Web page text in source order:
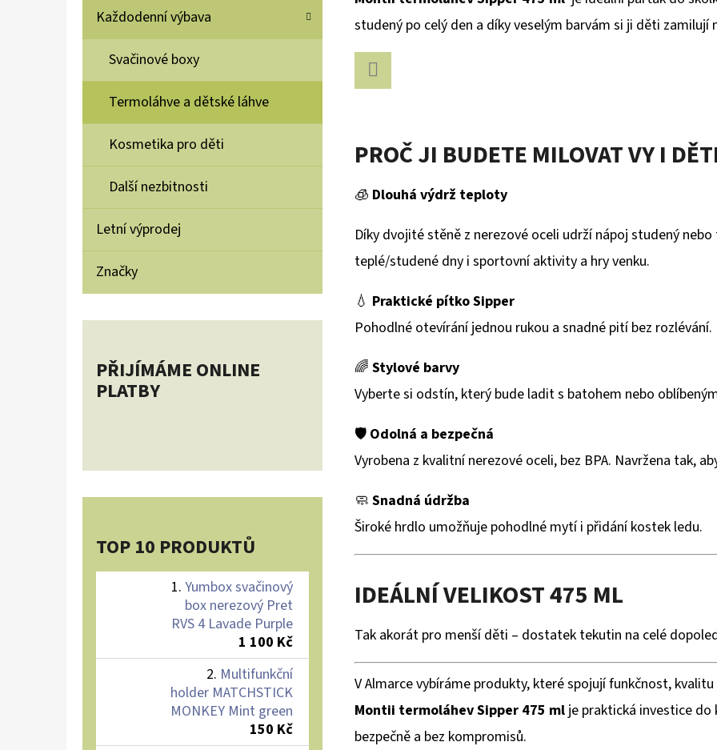
Každodenní výbava
Svačinové boxy
Termoláhve a dětské láhve
Kosmetika pro děti
Další nezbitnosti
Letní výprodej
Značky
PŘIJÍMÁME ONLINE
PLATBY
TOP 10 PRODUKTŮ
Yumbox svačinový
box nerezový Pret
RVS 4 Lavade Purple
1 100 Kč
Multifunkční
holder MATCHSTICK
MONKEY Mint green
150 Kč
5
studený po celý den a díky veselým barvám si ji děti zamilují
PROČ JI BUDETE MILOVAT VY I
🧊 Dlouhá výdrž teploty
Díky dvojité stěně z nerezové oceli udrží nápoj studený
teplé/studené dny i sportovní aktivity a hry venku.
💧 Praktické pítko Sipper
Pohodlné otevírání jednou rukou a snadné pití bez rozlévání.
🌈 Stylové barvy
Vyberte si odstín, který bude ladit s batohem nebo
🛡 Odolná a bezpečná
Vyrobena z kvalitní nerezové oceli, bez BPA. Navržena tak,
🧼 Snadná údržba
Široké hrdlo umožňuje pohodlné mytí i přidání kostek ledu.
IDEÁLNÍ VELIKOST 475 ML
Tak akorát pro menší děti – dostatek tekutin na celé
V Almarce vybíráme produkty, které spojují funkčnost,
Montii termoláhev Sipper 475 ml je praktická investice
bezpečně a bez kompromisů.